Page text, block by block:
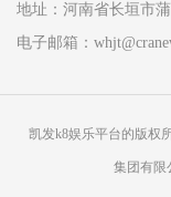
地址：河南省长垣市
电子邮箱：
凯发k8娱乐平台的版权
集团有限